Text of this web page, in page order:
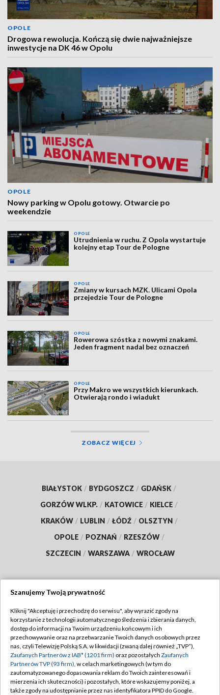
OPOLE
Drogowa rewolucja. Kończą się dwie najważniejsze
inwestycje na DK 46 w Opolu
OPOLE
Nowy parking w Opolu gotowy. Otwarcie po
weekendzie
OPOLE
Utrudnienia w ruchu. Z Opola wystartuje
kolejny etap Tour de Pologne
OPOLE
Zmiany w kursach MZK. Ulicami Opola
przejedzie Tour de Pologne
OPOLE
Rowerowa szóstka z nowymi znakami.
Jeden fragment nadal bez oznaczeń
OPOLE
Przy Makro we wszystkich kierunkach.
Otwierają rondo i wiadukt
ZOBACZ WIĘCEJ
BIAŁYSTOK / BYDGOSZCZ / GDAŃSK /
GORZÓW WLKP. / KATOWICE / KIELCE /
KRAKÓW / LUBLIN / ŁÓDŹ / OLSZTYN /
OPOLE / POZNAŃ / RZESZÓW /
SZCZECIN / WARSZAWA / WROCŁAW
TVP
Abonament TVP
Emisja w TVP
Centrum informacji TVP
Naziemna Telewizja Cyfrowa
Regulamin TVP
Polityka prywatności
Moje zgody
Pomoc
Szanujemy Twoją prywatność
Kliknij "Akceptuję i przechodzę do serwisu", aby wyrazić zgody na
korzystanie z technologii automatycznego śledzenia i zbierania danych,
dostęp do informacji na Twoim urządzeniu końcowym i ich
przechowywanie oraz na przetwarzanie Twoich danych osobowych przez
nas, czyli Telewizję Polską S.A. w likwidacji (zwaną dalej również „TVP”),
Zaufanych Partnerów z IAB* (1201 firm) oraz pozostałych Zaufanych
Partnerów TVP (93 firm), w celach marketingowych (w tym do
zautomatyzowanego dopasowania reklam do Twoich zainteresowań i
mierzenia ich skuteczności) i pozostałych, które wskazujemy poniżej, a
także zgody na udostępnianie przez nas identyfikatora PPID do Google.